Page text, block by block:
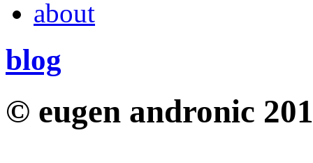
about
blog
© eugen andronic